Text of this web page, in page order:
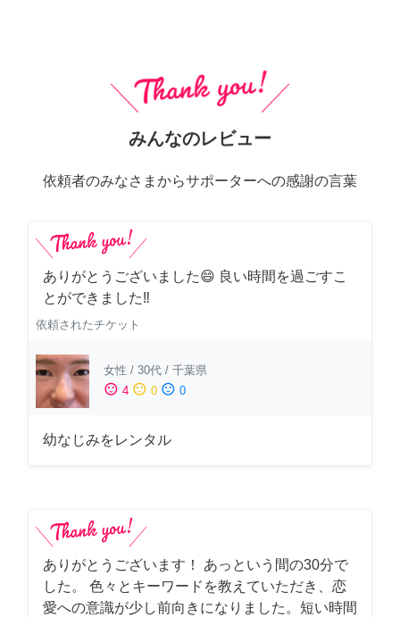
みんなのレビュー
依頼者のみなさまからサポーターへの感謝の言葉
ありがとうございました😄 良い時間を過ごすこ
とができました‼️
依頼されたチケット
女性 / 30代 / 千葉県
sentiment_satisfied 4 sentiment_neutral 0 sentiment_dissatisfied 0
幼なじみをレンタル
ありがとうございます！ あっという間の30分で
した。 色々とキーワードを教えていただき、恋
愛への意識が少し前向きになりました。短い時間